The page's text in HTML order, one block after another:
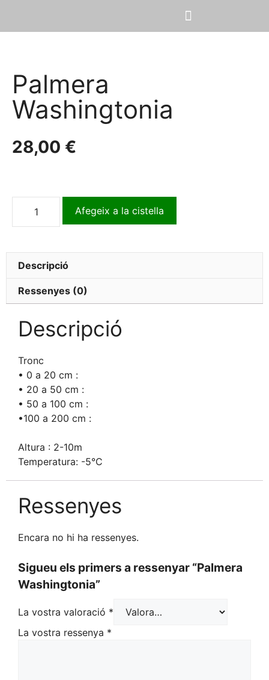
Palmera
Washingtonia
28,00 €
Afegeix a la cistella
Descripció
Ressenyes (0)
Descripció
Tronc
• 0 a 20 cm :
• 20 a 50 cm :
• 50 a 100 cm :
•100 a 200 cm :
Altura : 2-10m
Temperatura: -5°C
Ressenyes
Encara no hi ha ressenyes.
Sigueu els primers a ressenyar “Palmera
Washingtonia”
La vostra valoració *
La vostra ressenya *